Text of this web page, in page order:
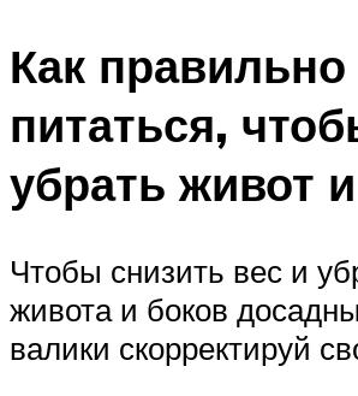
Как правильно
питаться,
убрать живот
Чтобы снизить вес и
живота и боков
валики скорректируй